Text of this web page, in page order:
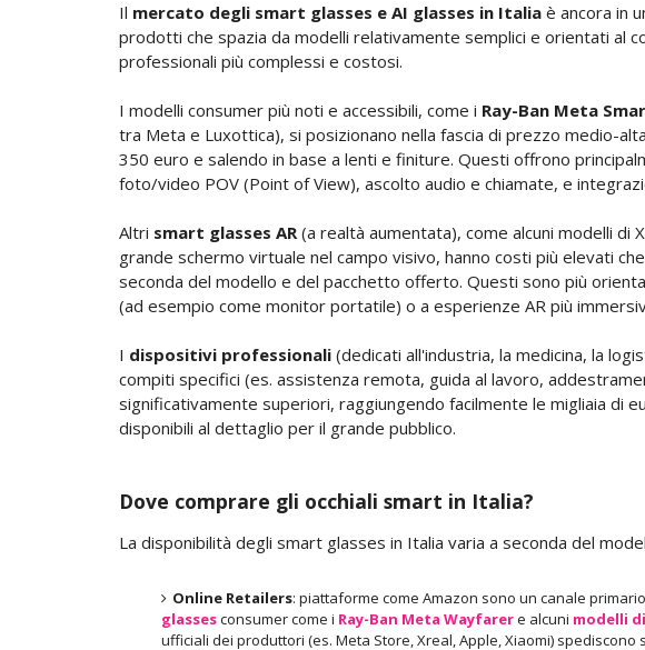
Il mercato degli smart glasses e AI glasses in Italia è ancora in
prodotti che spazia da modelli relativamente semplici e orientati al
professionali più complessi e costosi.
I modelli consumer più noti e accessibili, come i Ray-Ban Meta
tra Meta e Luxottica), si posizionano nella fascia di prezzo medio-
350 euro e salendo in base a lenti e finiture. Questi offrono
foto/video POV (Point of View), ascolto audio e chiamate, e
Altri smart glasses AR(a realtà aumentata), come alcuni modelli di
grande schermo virtuale nel campo visivo, hanno costi più elevati
seconda del modello e del pacchetto offerto. Questi sono più
(ad esempio come monitor portatile) o a esperienze AR più
I dispositivi professionali (dedicati all'industria, la medicina, la
compiti specifici (es. assistenza remota, guida al lavoro,
significativamente superiori, raggiungendo facilmente le migliaia di
disponibili al dettaglio per il grande pubblico.
Dove comprare gli occhiali smart in Italia?
La disponibilità degli smart glasses in Italia varia a seconda del
Online Retailers: piattaforme come Amazon sono un canale
glassesconsumer come i Ray-Ban Meta Wayfarere alcuni modelli
ufficiali dei produttori (es. Meta Store, Xreal, Apple, Xiaomi) spediscono